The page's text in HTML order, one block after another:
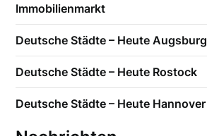
Immobilienmarkt
Deutsche Städte – Heute Augsburg
Deutsche Städte – Heute Rostock
Deutsche Städte – Heute Hannover